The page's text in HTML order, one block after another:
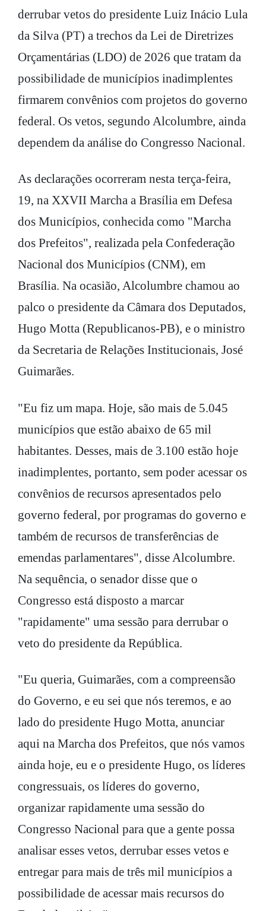
derrubar vetos do presidente Luiz Inácio Lula
da Silva (PT) a trechos da Lei de Diretrizes
Orçamentárias (LDO) de 2026 que tratam da
possibilidade de municípios inadimplentes
firmarem convênios com projetos do governo
federal. Os vetos, segundo Alcolumbre, ainda
dependem da análise do Congresso Nacional.
As declarações ocorreram nesta terça-feira,
19, na XXVII Marcha a Brasília em Defesa
dos Municípios, conhecida como "Marcha
dos Prefeitos", realizada pela Confederação
Nacional dos Municípios (CNM), em
Brasília. Na ocasião, Alcolumbre chamou ao
palco o presidente da Câmara dos Deputados,
Hugo Motta (Republicanos-PB), e o ministro
da Secretaria de Relações Institucionais, José
Guimarães.
"Eu fiz um mapa. Hoje, são mais de 5.045
municípios que estão abaixo de 65 mil
habitantes. Desses, mais de 3.100 estão hoje
inadimplentes, portanto, sem poder acessar os
convênios de recursos apresentados pelo
governo federal, por programas do governo e
também de recursos de transferências de
emendas parlamentares", disse Alcolumbre.
Na sequência, o senador disse que o
Congresso está disposto a marcar
"rapidamente" uma sessão para derrubar o
veto do presidente da República.
"Eu queria, Guimarães, com a compreensão
do Governo, e eu sei que nós teremos, e ao
lado do presidente Hugo Motta, anunciar
aqui na Marcha dos Prefeitos, que nós vamos
ainda hoje, eu e o presidente Hugo, os líderes
congressuais, os líderes do governo,
organizar rapidamente uma sessão do
Congresso Nacional para que a gente possa
analisar esses vetos, derrubar esses vetos e
entregar para mais de três mil municípios a
possibilidade de acessar mais recursos do